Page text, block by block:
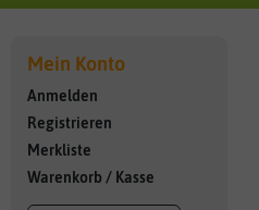
Mein Konto
Anmelden
Registrieren
Merkliste
Warenkorb / Kasse